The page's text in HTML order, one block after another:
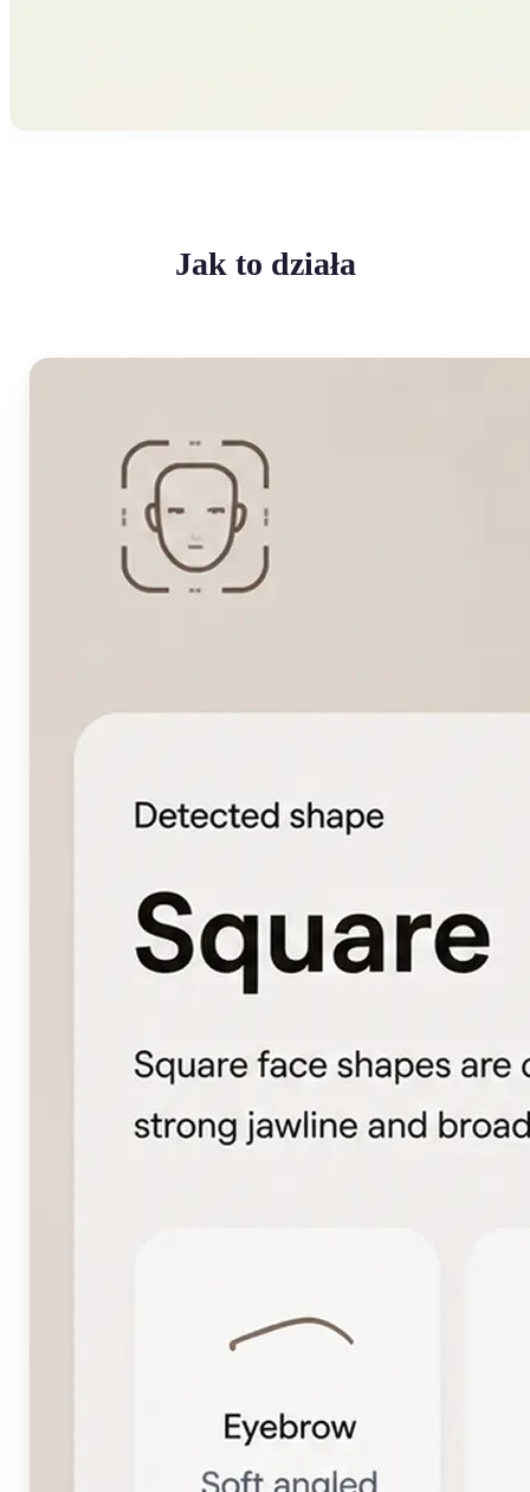
Jak to działa